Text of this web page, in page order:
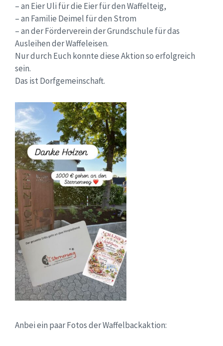
– an Eier Uli für die Eier für den Waffelteig,
– an Familie Deimel für den Strom
– an der Förderverein der Grundschule für das
Ausleihen der Waffeleisen.
Nur durch Euch konnte diese Aktion so erfolgreich
sein.
Das ist Dorfgemeinschaft.
Anbei ein paar Fotos der Waffelbackaktion: